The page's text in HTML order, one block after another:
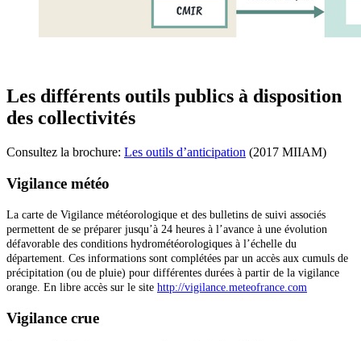
Les différents outils publics à disposition
des collectivités
Consultez la brochure: Les outils d’anticipation (2017 MIIAM)
Vigilance météo
La carte de Vigilance météorologique et des bulletins de suivi associés
permettent de se préparer jusqu’à 24 heures à l’avance à une évolution
défavorable des conditions hydrométéorologiques à l’échelle du
département. Ces informations sont complétées par un accès aux cumuls de
précipitation (ou de pluie) pour différentes durées à partir de la vigilance
orange. En libre accès sur le site http://vigilance.meteofrance.com
Vigilance crue